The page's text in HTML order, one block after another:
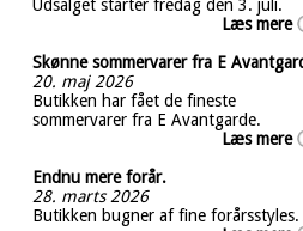
Udsalget starter fredag den 3. juli.
Læs mere
Skønne sommervarer fra E
20. maj 2026
Butikken har fået de fineste
sommervarer fra E Avantgarde.
Læs mere
Endnu mere forår.
28. marts 2026
Butikken bugner af fine forårsstyles.